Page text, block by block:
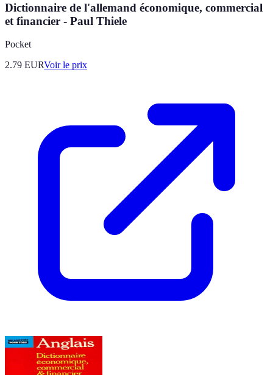
Dictionnaire de l'allemand économique, commercial
et financier - Paul Thiele
Pocket
2.79 EURVoir le prix